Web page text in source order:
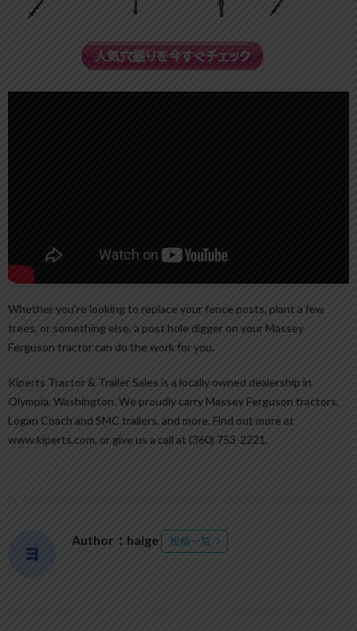
Whether you’re looking to replace your fence posts, plant a few
trees, or something else, a post hole digger on your Massey
Ferguson tractor can do the work for you.
Kiperts Tractor & Trailer Sales is a locally owned dealership in
Olympia, Washington. We proudly carry Massey Ferguson tractors,
Logan Coach and SMC trailers, and more. Find out more at
www.kiperts.com, or give us a call at (360) 753-2221.
Author：haige 投稿一覧